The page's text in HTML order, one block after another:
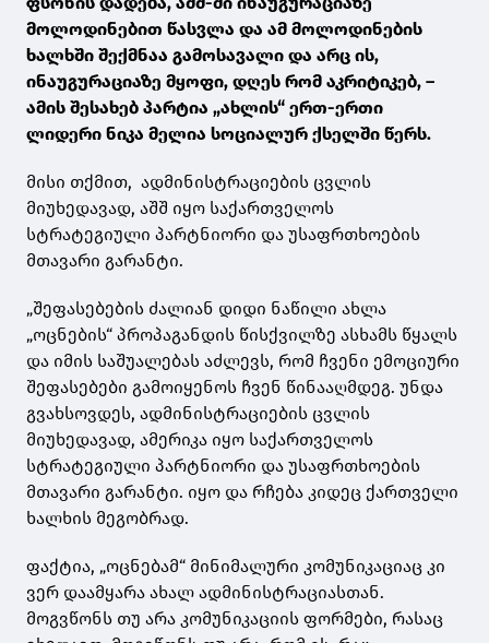
მოლოდინებით წასვლა და ამ მოლოდინების
ხალხში შექმნაა გამოსავალი და არც ის,
ინაუგურაციაზე მყოფი, დღეს რომ აკრიტიკებ, –
ამის შესახებ პარტია „ახლის“ ერთ-ერთი
ლიდერი ნიკა მელია სოციალურ ქსელში წერს.
მისი თქმით, ადმინისტრაციების ცვლის
მიუხედავად, აშშ იყო საქართველოს
სტრატეგიული პარტნიორი და უსაფრთხოების
მთავარი გარანტი.
„შეფასებების ძალიან დიდი ნაწილი ახლა
„ოცნების“ პროპაგანდის წისქვილზე ასხამს წყალს
და იმის საშუალებას აძლევს, რომ ჩვენი ემოციური
შეფასებები გამოიყენოს ჩვენ წინააღმდეგ. უნდა
გვახსოვდეს, ადმინისტრაციების ცვლის
მიუხედავად, ამერიკა იყო საქართველოს
სტრატეგიული პარტნიორი და უსაფრთხოების
მთავარი გარანტი. იყო და რჩება კიდეც ქართველი
ხალხის მეგობრად.
ფაქტია, „ოცნებამ“ მინიმალური კომუნიკაციაც კი
ვერ დაამყარა ახალ ადმინისტრაციასთან.
მოგვწონს თუ არა კომუნიკაციის ფორმები, რასაც